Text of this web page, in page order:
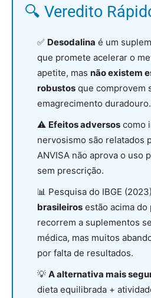
🔍 Veredito
✅ Desodalina é um
que promete acelerar o
apetite, mas não existem
robustos que comprovem
emagrecimento duradouro.
⚠️ Efeitos adversos como
nervosismo são relatados
ANVISA não aprova o uso
sem prescrição.
📊 Pesquisa do IBGE
brasileiros estão acima do
recorrem a suplementos
médica, mas muitos
por falta de resultados.
💡 A alternativa mais
dieta equilibrada +